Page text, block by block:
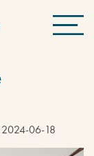
2024-06-18